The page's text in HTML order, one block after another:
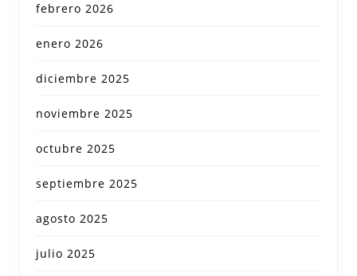
febrero 2026
enero 2026
diciembre 2025
noviembre 2025
octubre 2025
septiembre 2025
agosto 2025
julio 2025